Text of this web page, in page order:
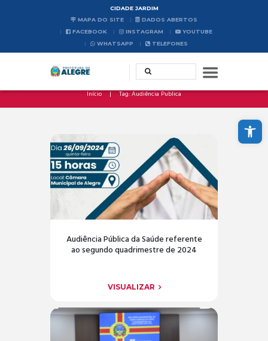
Abrir a barra de ferramentas
CIDADE JARDIM
MAPA DO SITE
DADOS ABERTOS
FACEBOOK
INSTAGRAM
YOUTUBE
WHATSAPP
TELEFONES
Início Tag: Audiência Publica
Audiência Pública da Saúde referente
ao segundo quadrimestre de 2024
VISUALIZAR